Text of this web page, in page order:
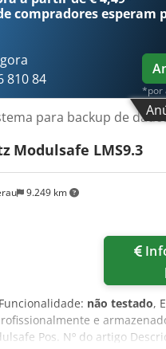
compradoresesperam
810 84
*por
9.249 km
para backup de
Modulsafe LMS9.3
não testado,
e
Pos. Nº do artigo